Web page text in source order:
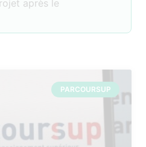
après le
PARCOURSUP